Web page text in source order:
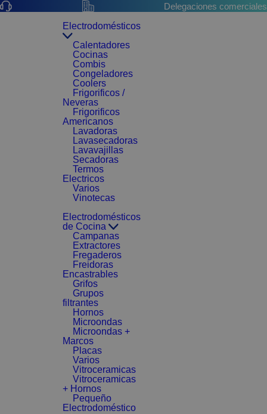
Delegaciones comerciales
Electrodomésticos
Calentadores
Cocinas
Combis
Congeladores
Coolers
Frigorificos /
Neveras
Frigorificos
Americanos
Lavadoras
Lavasecadoras
Lavavajillas
Secadoras
Termos
Electricos
Varios
Vinotecas
Electrodomésticos
de Cocina
Campanas
Extractores
Fregaderos
Freidoras
Encastrables
Grifos
Grupos
filtrantes
Hornos
Microondas
Microondas +
Marcos
Placas
Varios
Vitroceramicas
Vitroceramicas
+ Hornos
Pequeño
Electrodoméstico